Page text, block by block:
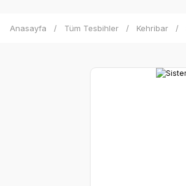
Anasayfa Tüm Tesbihler Kehribar